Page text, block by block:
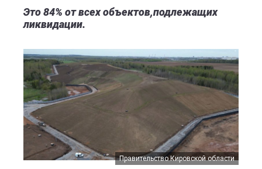
Это 84% от всех объектов,подлежащих
ликвидации.
Правительство Кировской области